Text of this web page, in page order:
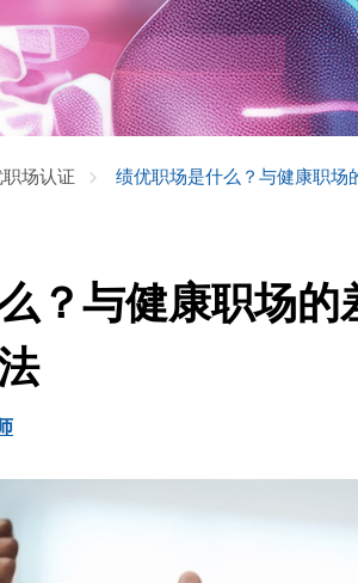
场认证 绩优职场是什么？与健康职场
？与健康职场